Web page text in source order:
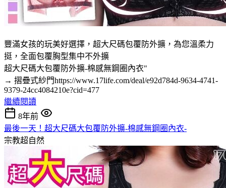
豐滿女孩的玩美好選擇，超大尺碼包覆防外擴，為您溫柔力
挺，全面包覆胸型集中不外擴
超大尺碼大包覆防外擴-棉感無鋼圈內衣"
→ 摺疊式紗門https://www.17life.com/deal/e92d784d-9634-4741-
9379-24cc4084210e?cid=477
繼續閱讀
8年前
最後一天！超大尺碼大包覆防外擴-棉感無鋼圈內衣-
宗教超自然